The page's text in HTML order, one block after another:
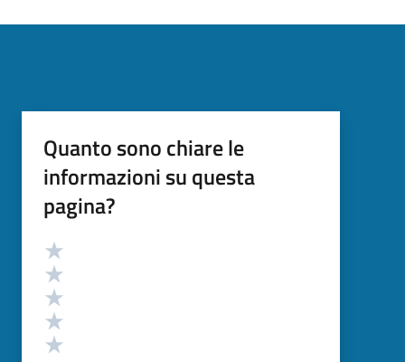
Quanto sono chiare le
informazioni su questa
pagina?
Valutazione